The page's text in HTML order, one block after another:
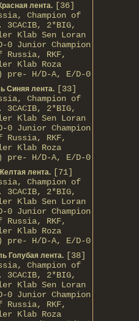
лента. [36]
Champion of
2*BIG,
Klab Sen Loran
0 Junior Champion
Russia, RKF,
Klab Roza
H/D-A, E/D-0
Синяя лента. [33]
Champion of
2*BIG,
Klab Sen Loran
0 Junior Champion
Russia, RKF,
Klab Roza
H/D-A, E/D-0
лента. [71]
Champion of
2*BIG,
Klab Sen Loran
0 Junior Champion
Russia, RKF,
Klab Roza
H/D-A, E/D-0
Голубая лента. [38]
Champion of
2*BIG,
Klab Sen Loran
0 Junior Champion
Russia, RKF,
Klab Roza